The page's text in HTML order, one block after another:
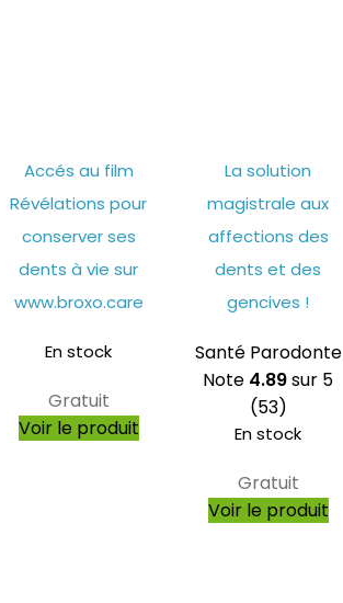
Accés au film
Révélations pour
conserver ses
dents à vie sur
www.broxo.care
En stock
Gratuit
Voir le produit
La solution
magistrale aux
affections des
dents et des
gencives !
Santé Parodonte
Note 4.89sur 5
(53)
En stock
Gratuit
Voir le produit